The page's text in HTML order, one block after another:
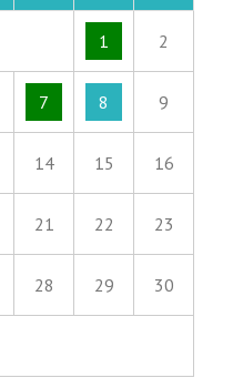
1 2
7 8 9
14 15 16
21 22 23
28 29 30